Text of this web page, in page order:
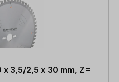
3,5/2,5 x 30 mm, Z=